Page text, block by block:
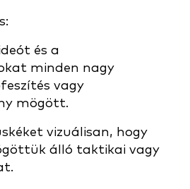
és a
minden nagy
vagy
mögött.
vizuálisan, hogy
álló taktikai vagy